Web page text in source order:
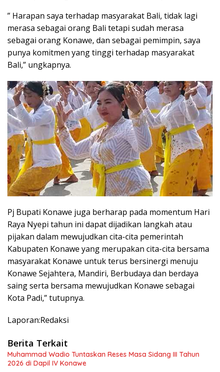
” Harapan saya terhadap masyarakat Bali, tidak lagi
merasa sebagai orang Bali tetapi sudah merasa
sebagai orang Konawe, dan sebagai pemimpin, saya
punya komitmen yang tinggi terhadap masyarakat
Bali,” ungkapnya.
Pj Bupati Konawe juga berharap pada momentum Hari
Raya Nyepi tahun ini dapat dijadikan langkah atau
pijakan dalam mewujudkan cita-cita pemerintah
Kabupaten Konawe yang merupakan cita-cita bersama
masyarakat Konawe untuk terus bersinergi menuju
Konawe Sejahtera, Mandiri, Berbudaya dan berdaya
saing serta bersama mewujudkan Konawe sebagai
Kota Padi,” tutupnya.
Laporan:Redaksi
Berita Terkait
Muhammad Wadio Tuntaskan Reses Masa Sidang III Tahun
2026 di Dapil IV Konawe